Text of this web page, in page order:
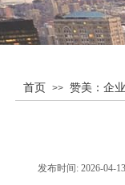
首页 >> 赞美：企
发布时间: 2026-04-13